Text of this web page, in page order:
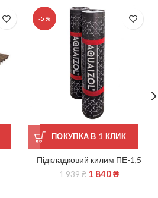
-5%
ПОКУПКА В 1 КЛИК
Підкладковий килим ПЕ-1,5
1 939₴ 1 840₴